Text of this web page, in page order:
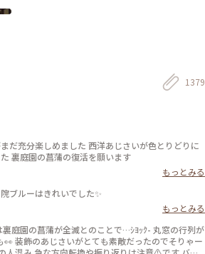
1379
裏庭園の菖蒲の復活を願います
もっとみる
ブルーはきれいでした✨
もっとみる
装飾のあじさいがとても素敵だったのでそりゃー